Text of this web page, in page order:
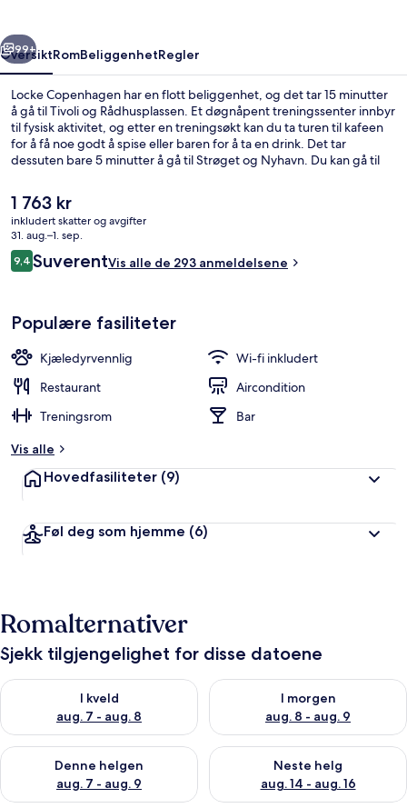
Neste
99+
OversiktRomBeliggenhetRegler
Locke Copenhagen har en flott beliggenhet, og det tar 15 minutter
å gå til Tivoli og Rådhusplassen. Et døgnåpent treningssenter innbyr
til fysisk aktivitet, og etter en treningsøkt kan du ta turen til kafeen
for å få noe godt å spise eller baren for å ta en drink. Det tar
dessuten bare 5 minutter å gå til Strøget og Nyhavn. Du kan gå til
14 minutter å gå til Vesterport stasjon.
Den
nåværende
prisen
er
1 763 kr
1 763 kr
inkludert skatter og avgifter
31. aug.–1. sep.
Anmeldelser
9,49,4 av 10 –
SuverentVis alle de 293 anmeldelsene
Populære fasiliteter
Kjæledyrvennlig
Wi-fi inkludert
Restaurant
Aircondition
Treningsrom
Bar
Vis alle
Hovedfasiliteter (9)
Føl deg som hjemme (6)
Romalternativer
Sjekk tilgjengelighet for disse datoene
I kveld
aug. 7 - aug. 8
Sjekk tilgjengelighet for i kveld, aug. 7 - aug. 8
I morgen
aug. 8 - aug. 9
Sjekk tilgjengelighet for i
Denne helgen
aug. 7 - aug. 9
Sjekk tilgjengelighet for denne helgen, aug. 7 - aug. 9
Neste helg
aug. 14 - aug. 16
Sjekk tilgjengelighet for neste